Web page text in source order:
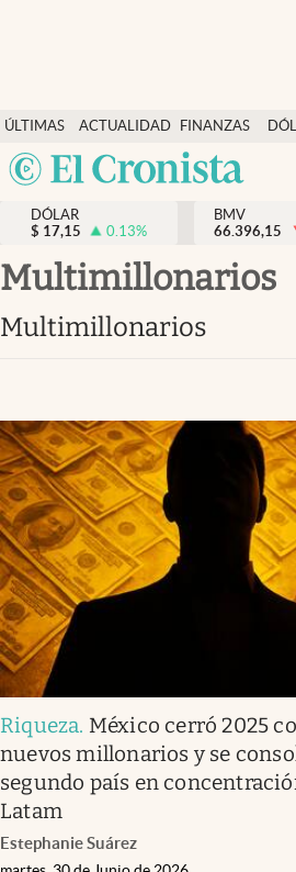
ÚLTIMAS
NOTICIAS
ACTUALIDAD
FINANZAS
Y
ECONOMÍA
Actualidad
Finanzas y economía
Dólar y mercados
Opinión
Brand Strategy
Vida y estilo
Tv
Clima
Espiritualidad
Mediakit
abre en nueva pestaña
DÓLAR
$ 17,15 0.13%
BMV
66.396,15
multimillonarios
multimillonarios
Riqueza. México cerró 2025
nuevos millonarios y se
segundo país en
Latam
Estephanie Suárez